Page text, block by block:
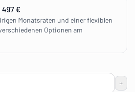
ab 497 €
Monatsraten und einer flexiblen
Optionen am
+